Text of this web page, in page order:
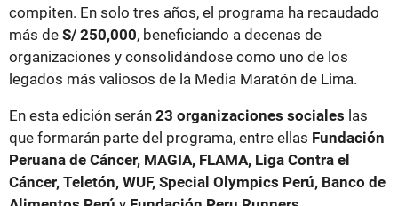
compiten. En solo tres años, el programa ha recaudado
más de S/ 250,000, beneficiando a decenas de
organizaciones y consolidándose como uno de los
legados más valiosos de la Media Maratón de Lima.
En esta edición serán 23 organizaciones sociales las
que formarán parte del programa, entre ellas Fundación
Peruana de Cáncer, MAGIA, FLAMA, Liga Contra el
Cáncer, Teletón, WUF, Special Olympics Perú, Banco de